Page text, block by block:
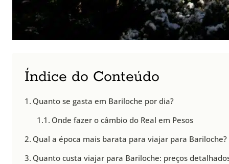
Índice do Conteúdo
Quanto se gasta em Bariloche por dia?
Onde fazer o câmbio do Real em Pesos
Qual a época mais barata para viajar para Bariloche?
Quanto custa viajar para Bariloche: preços